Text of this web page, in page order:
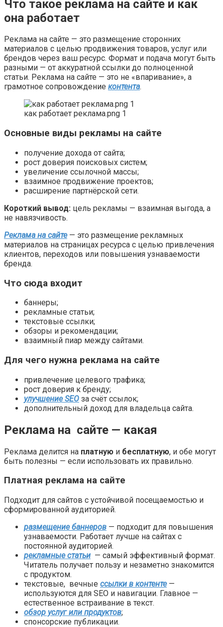
Что такое реклама на сайте и как
она работает
Реклама на сайте — это размещение сторонних
материалов с целью продвижения товаров, услуг или
брендов через ваш ресурс. Формат и подача могут быть
разными — от аккуратной ссылки до полноценной
статьи. Реклама на сайте — это не «впаривание», а
грамотное сопровождение контента.
как работает реклама.png 1
Основные виды рекламы на сайте
получение дохода от сайта;
рост доверия поисковых систем;
увеличение ссылочной массы;
взаимное продвижение проектов;
расширение партнёрской сети.
Короткий вывод: цель рекламы — взаимная выгода, а
не навязчивость.
Реклама на сайте— это размещение рекламных
материалов на страницах ресурса с целью привлечения
клиентов, переходов или повышения узнаваемости
бренда.
Что сюда входит
баннеры;
рекламные статьи;
текстовые ссылки;
обзоры и рекомендации;
взаимный пиар между сайтами.
Для чего нужна реклама на сайте
привлечение целевого трафика;
рост доверия к бренду;
улучшение SEO за счёт ссылок;
дополнительный доход для владельца сайта.
Реклама на сайте — какая
Реклама делится на платную и бесплатную, и обе могут
быть полезны — если использовать их правильно.
Платная реклама на сайте
Подходит для сайтов с устойчивой посещаемостью и
сформированной аудиторией.
размещение баннеров — подходит для повышения
узнаваемости. Работает лучше на сайтах с
постоянной аудиторией.
рекламные статьи — самый эффективный формат.
Читатель получает пользу и незаметно знакомится
с продуктом.
текстовые, вечные ссылки в контенте—
используются для SEO и навигации. Главное —
естественное встраивание в текст.
обзор услуг или продуктов;
спонсорские публикации.